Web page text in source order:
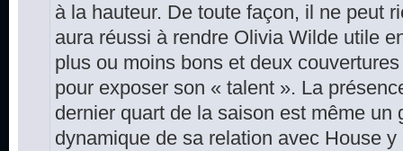
à la hauteur. De toute façon, il ne peut
aura réussi à rendre Olivia Wilde utile
plus ou moins bons et deux
pour exposer son « talent ». La
dernier quart de la saison est même un
dynamique de sa relation avec House